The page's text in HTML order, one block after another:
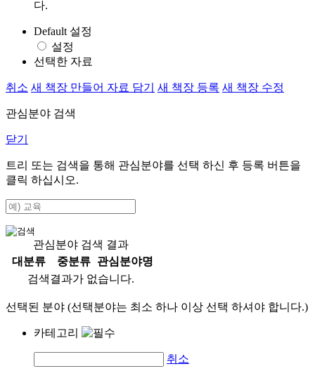
다.
Default 설정
설정
선택한 자료
취소 새 책장 만들어 자료 담기 새 책장 등록 새 책장 수정
관심분야 검색
닫기
트리 또는 검색을 통해 관심분야를 선택 하신 후 등록 버튼을
클릭 하십시오.
관심분야 검색 결과
대분류
중분류
관심분야명
검색결과가 없습니다.
선택된 분야 (선택분야는 최소 하나 이상 선택 하셔야 합니다.)
카테고리
취소